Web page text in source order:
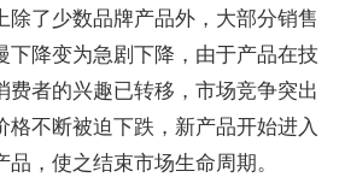
了少数品牌产品外，大部分销售
下降变为急剧下降，由于产品在技
费者的兴趣已转移，市场竞争突出
格不断被迫下跌，新产品开始进入
，使之结束市场生命周期。